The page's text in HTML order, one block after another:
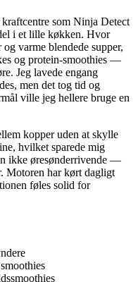
som Ninja Detect
i et lille køkken. Hvor
varme blendede supper,
og protein-smoothies —
Jeg lavede engang
men det tog tid og
ville jeg hellere bruge en
kopper uden at skylle
hvilket sparede mig
ikke øresønderrivende —
Motoren har kørt dagligt
føles solid for